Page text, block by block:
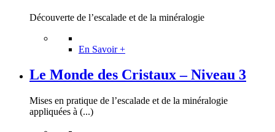
Découverte de l’escalade et de la minéralogie
En Savoir +
Le Monde des Cristaux – Niveau 3
Mises en pratique de l’escalade et de la minéralogie
appliquées à (...)